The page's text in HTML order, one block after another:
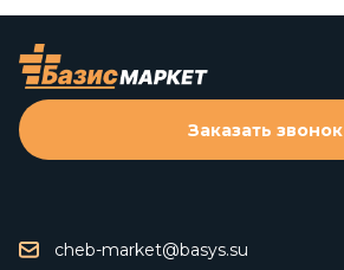
cheb-market@basys.su
Заказать звонок